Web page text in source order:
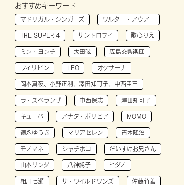
おすすめキーワード
マドリガル・シンガーズ ワルター・アウアー
THE SUPER 4 サントロフィ 歌心りえ
ミン・ヨンチ 太田弦 広島交響楽団
フィリピン LEO オクサーナ
岡本真夜、小野正利、澤田知可子、中西圭三
ラ・スペランザ 中西保志 澤田知可子
キューバ アナタ・ボリビア MOMO
徳永ゆうき マリアセレン 青木隆治
モノマネ シャチホコ だいすけお兄さん
山本リンダ 八神純子 ヒダノ
相川七瀬 ザ・ワイルドワンズ 佐藤竹善